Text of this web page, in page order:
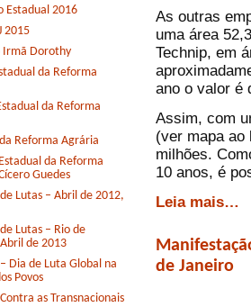
Estadual 2016
2015
Irmã Dorothy
da Reforma
da Reforma
Reforma Agrária
da Reforma
Guedes
Lutas – Abril de 2012,
Lutas – Rio de
de 2013
Dia de Luta Global na
Povos
as Transnacionais
As outras
uma área
Technip, em
ano o valor é
Assim, com
(ver mapa ao
milhões.
10 anos, é
Leia mais…
de Janeiro